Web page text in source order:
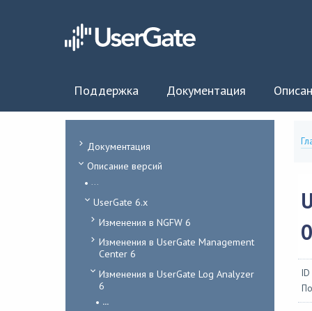
Поддержка Документация
Документация
Описание версий
UserGate 6.x
Изменения в NGFW 6
Изменения в UserGate Management
Center 6
Изменения в UserGate Log Analyzer
6
...
ID